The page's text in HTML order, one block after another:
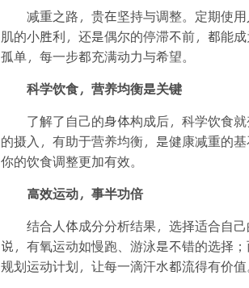
减重之路，贵在坚持与调整。定期使
肌的小胜利，还是偶尔的停滞不前，都能
孤单，每一步都充满动力与希望。
科学饮食，营养均衡是关键
了解了自己的身体构成后，科学饮食
的摄入，有助于营养均衡，是健康减重的
你的饮食调整更加有效。
高效运动，事半功倍
结合人体成分分析结果，选择适合自
说，有氧运动如慢跑、游泳是不错的选择
规划运动计划，让每一滴汗水都流得有价值